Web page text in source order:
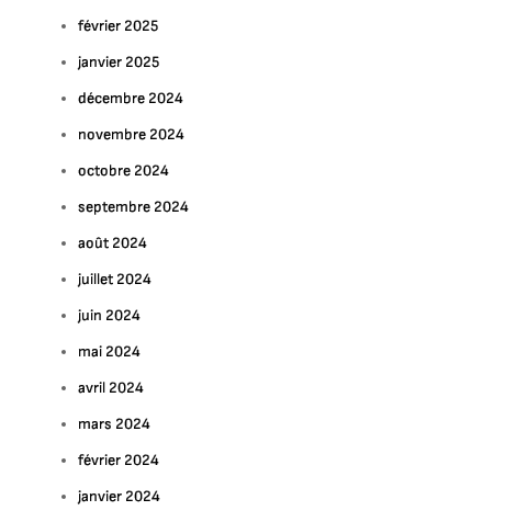
février 2025
janvier 2025
décembre 2024
novembre 2024
octobre 2024
septembre 2024
août 2024
juillet 2024
juin 2024
mai 2024
avril 2024
mars 2024
février 2024
janvier 2024